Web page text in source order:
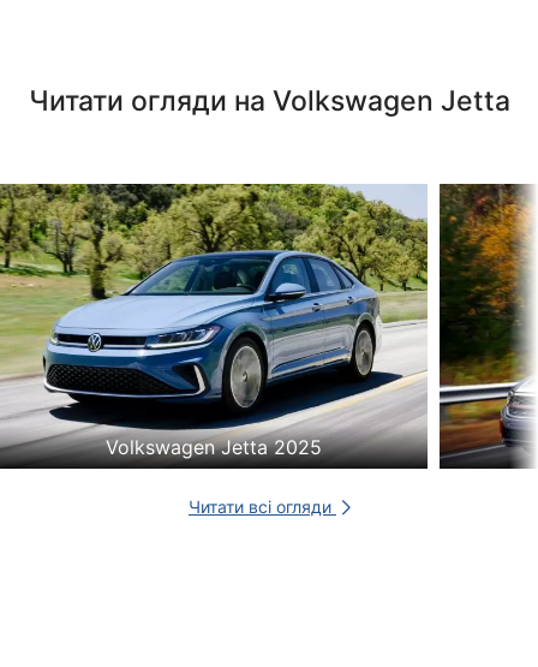
Читати огляди на Volkswagen Jetta
Volkswagen Jetta 2025
Читати всі огляди